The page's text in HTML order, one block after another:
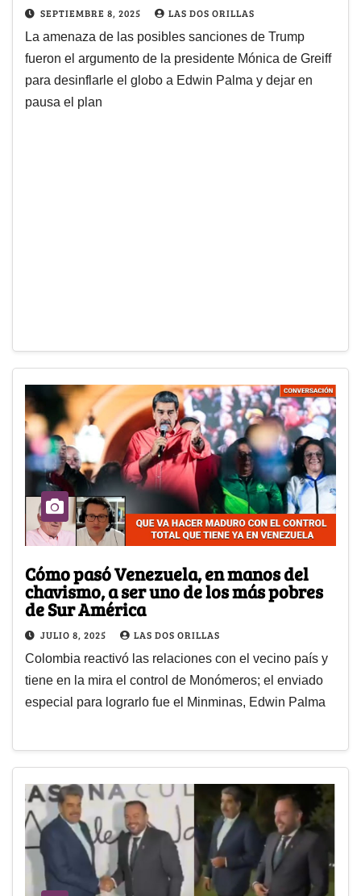
SEPTIEMBRE 8, 2025 LAS DOS ORILLAS
La amenaza de las posibles sanciones de Trump
fueron el argumento de la presidente Mónica de Greiff
para desinflarle el globo a Edwin Palma y dejar en
pausa el plan
Cómo pasó Venezuela, en manos del
chavismo, a ser uno de los más pobres
de Sur América
JULIO 8, 2025 LAS DOS ORILLAS
Colombia reactivó las relaciones con el vecino país y
tiene en la mira el control de Monómeros; el enviado
especial para lograrlo fue el Minminas, Edwin Palma